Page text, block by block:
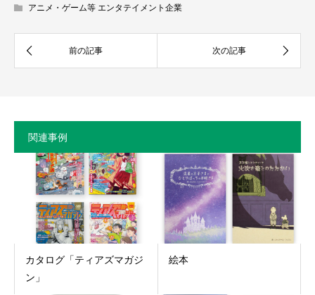
アニメ・ゲーム等 エンタテイメント企業
関連事例
カタログ「ティアズマガジ
ン」
絵本